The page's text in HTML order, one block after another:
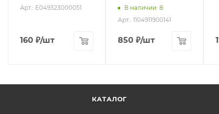
Арт.: E049323000051
160 ₽/шт
В наличии: 8
Арт.: 1104911900141
850 ₽/шт
КАТАЛОГ